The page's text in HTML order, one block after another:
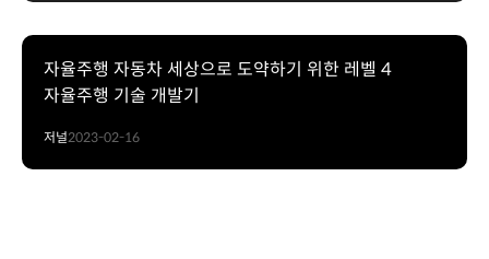
자율주행 자동차 세상으로 도약하기 위한 레벨 4
자율주행 기술 개발기
저널2023-02-16